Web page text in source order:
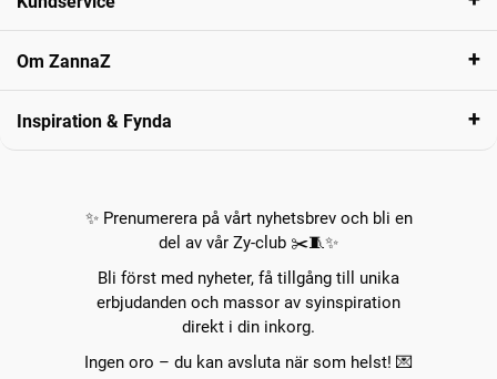
Om ZannaZ
Inspiration & Fynda
✨ Prenumerera på vårt nyhetsbrev och bli en
del av vår Zy-club ✂️🧵✨
Bli först med nyheter, få tillgång till unika
erbjudanden och massor av syinspiration
direkt i din inkorg.
Ingen oro – du kan avsluta när som helst! 💌